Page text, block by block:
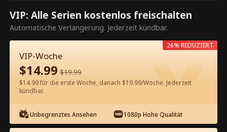
Dies ist eine kostenpflichtige
Episode. Bitte entsperren, um
weiterzusehen.
60Jetzt entsperren
Kostenlos in der App ansehen
VIP: Alle Serien kostenlos freischalten
Automatische Verlängerung. Jederzeit kündbar.
VIP-Woche
$14.99 $19.99
$14.99 für die erste Woche, danach $19.99/Woche. Jederzeit
kündbar.
Unbegrenztes Ansehen 1080p Hohe Qualität
26% REDUZIERT